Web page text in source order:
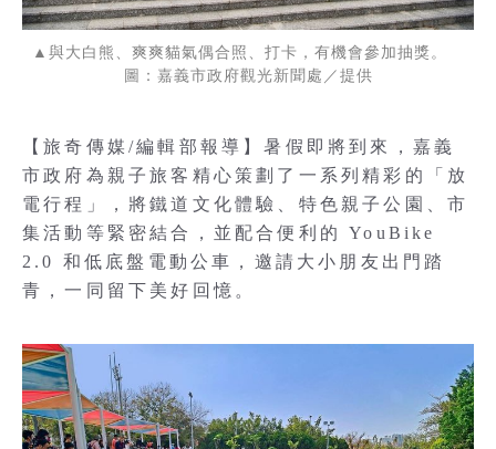
▲與大白熊、爽爽貓氣偶合照、打卡，有機會參加抽獎。
圖：嘉義市政府觀光新聞處／提供
【旅奇傳媒/編輯部報導】暑假即將到來，嘉義
市政府為親子旅客精心策劃了一系列精彩的「放
電行程」，將鐵道文化體驗、特色親子公園、市
集活動等緊密結合，並配合便利的 YouBike
2.0 和低底盤電動公車，邀請大小朋友出門踏
青，一同留下美好回憶。